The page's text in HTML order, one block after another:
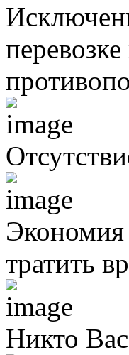
Экономия
тратить
Никто